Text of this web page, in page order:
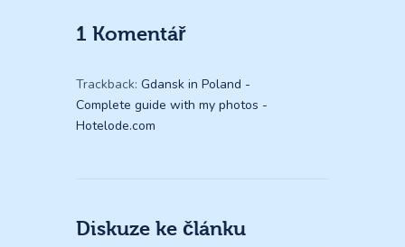
1 Komentář
Trackback: Gdansk in Poland -
Complete guide with my photos -
Hotelode.com
Diskuze ke článku